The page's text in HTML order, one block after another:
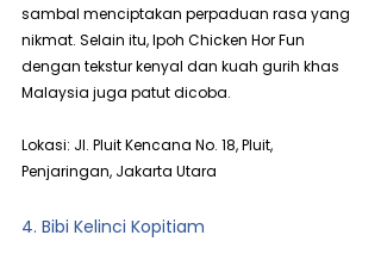
sambal menciptakan perpaduan rasa yang
nikmat. Selain itu, Ipoh Chicken Hor Fun
dengan tekstur kenyal dan kuah gurih khas
Malaysia juga patut dicoba.
Lokasi: Jl. Pluit Kencana No. 18, Pluit,
Penjaringan, Jakarta Utara
4. Bibi Kelinci Kopitiam